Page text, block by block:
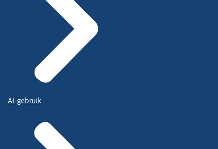
AI-gebruik